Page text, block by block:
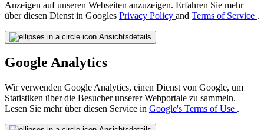
Anzeigen auf unseren Webseiten anzuzeigen. Erfahren Sie mehr
über diesen Dienst in Googles Privacy Policy and Terms of Service .
Ansichtsdetails
Google Analytics
Wir verwenden Google Analytics, einen Dienst von Google, um
Statistiken über die Besucher unserer Webportale zu sammeln.
Lesen Sie mehr über diesen Service in Google's Terms of Use .